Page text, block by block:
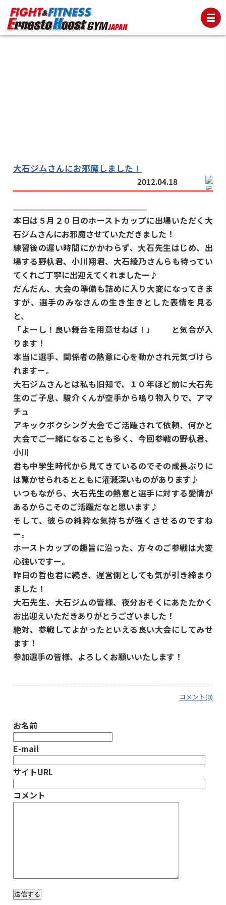
大石ジムさんにお邪魔しました！
2012.04.18
本日は５月２０日のホーストカップに出場いただく大
石ジムさんにお邪魔させていただきました！
練習後の遅い時間にかかわらず、大石先生はじめ、出
場する野杁君、小川翔君、大石綾乃さんらも待ってい
てくれご丁寧に出迎えてくれましたー♪
だんだん、大会の準備も詰めに入り大変になってきま
すが、選手のみなさんの生き生きとした表情を見る
と、
「よーし！良い舞台を用意せねば！」 と気合が入
ります！
本当に選手、関係者の熱意に心を動かされ元気づけら
れますー。
大石ジムさんとは私も旧知で、１０年ほど前に大石先
生のご子息、駿介くんが空手から鳴り物入りで、アマ
チュ
アキックボクシング大会でご活躍されて依頼、何かと
大会でご一緒になることも多く、今回参戦の野杁君、
小川
君も中学生時代から見てきているのでその成長ぶりに
は驚かせられるとともに灌漑深いものがあります♪
いつもながら、大石先生の熱意と選手に対する愛情が
あるからこそのご活躍だなと思います♪
そして、彼らの純粋な気持ちが強くさせるのですね
ー。
ホーストカップの趣旨に沿った、方々のご参戦は大変
心強いですー。
昨日の哲也君に続き、運営側としても気が引き締まり
ました！
大石先生、大石ジムの皆様、夜分おそくにあたたかく
お出迎えいただきありがとうございました！
絶対、参戦してよかったといえる良い大会にしてみせ
ます！
参加選手の皆様、よろしくお願いいたします！
コメント(0)
お名前
E-mail
サイトURL
コメント